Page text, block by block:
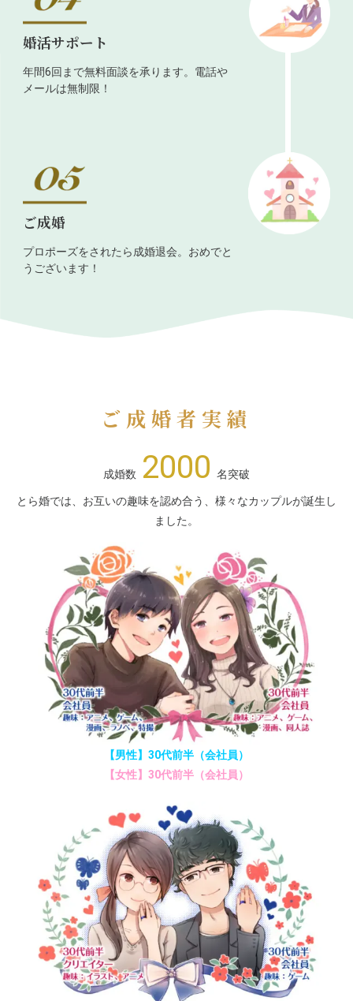
婚活サポート
年間6回まで無料面談を承ります。電話や
メールは無制限！
ご成婚
プロポーズをされたら成婚退会。おめでと
うございます！
ご成婚者実績
成婚数 2000 名突破
とら婚では、お互いの趣味を認め合う、様々なカップルが誕生し
ました。
【男性】30代前半（会社員）
【女性】30代前半（会社員）